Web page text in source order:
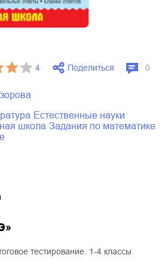
4 Поделиться 0
естественные науки
школа
задания по математике
»
тестирование. 1-4 классы